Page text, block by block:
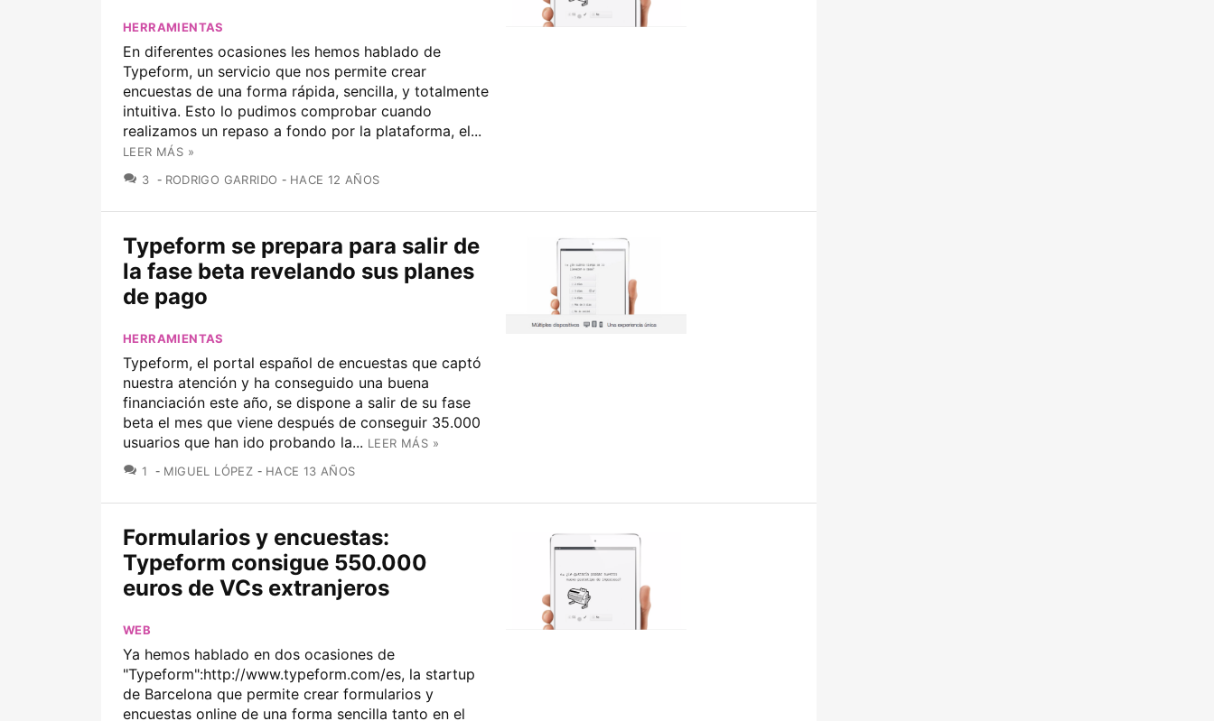
HERRAMIENTAS
En diferentes ocasiones les hemos hablado de
Typeform, un servicio que nos permite crear
encuestas de una forma rápida, sencilla, y totalmente
intuitiva. Esto lo pudimos comprobar cuando
realizamos un repaso a fondo por la plataforma, el...
LEER MÁS »
3 COMENTARIOS
RODRIGO GARRIDO HACE 12 AÑOS
Typeform se prepara para salir de
la fase beta revelando sus planes
de pago
HERRAMIENTAS
Typeform, el portal español de encuestas que captó
nuestra atención y ha conseguido una buena
financiación este año, se dispone a salir de su fase
beta el mes que viene después de conseguir 35.000
usuarios que han ido probando la... LEER MÁS »
1
COMENTARIOS
MIGUEL LÓPEZ HACE 13 AÑOS
Formularios y encuestas:
Typeform consigue 550.000
euros de VCs extranjeros
WEB
Ya hemos hablado en dos ocasiones de
"Typeform":http://www.typeform.com/es, la startup
de Barcelona que permite crear formularios y
encuestas online de una forma sencilla tanto en el